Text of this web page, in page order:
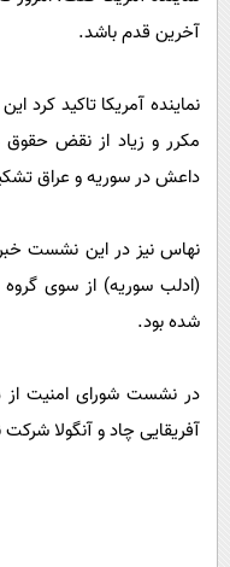
آخرین قدم باشد.
نماینده آمریکا تاکید کرد
مکرر و زیاد از نقض
داعش در سوریه و عراق
نهاس نیز در این نشست
(ادلب سوریه) از سوی
شده بود.
آفریقایی چاد و آنگولا شرکت